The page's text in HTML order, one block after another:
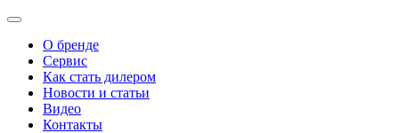
О бренде
Сервис
Как стать дилером
Новости и статьи
Видео
Контакты